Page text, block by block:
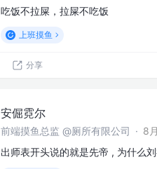
吃饭不拉屎，拉屎不吃饭
上班摸鱼
分享
安倔霓尔
前端摸鱼总监 @厕所有限公司 · 8
出师表开头说的就是先帝 , 为什么